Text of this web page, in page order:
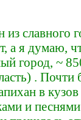
из славного
а я думаю,
город, ~
. Почти
в
и